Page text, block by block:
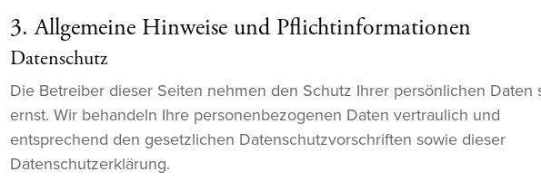
3. Allgemeine Hinweise und Pflicht­informationen
Datenschutz
Die Betreiber dieser Seiten nehmen den Schutz Ihrer persönlichen Daten
ernst. Wir behandeln Ihre personenbezogenen Daten vertraulich und
entsprechend den gesetzlichen Datenschutzvorschriften sowie dieser
Datenschutzerklärung.